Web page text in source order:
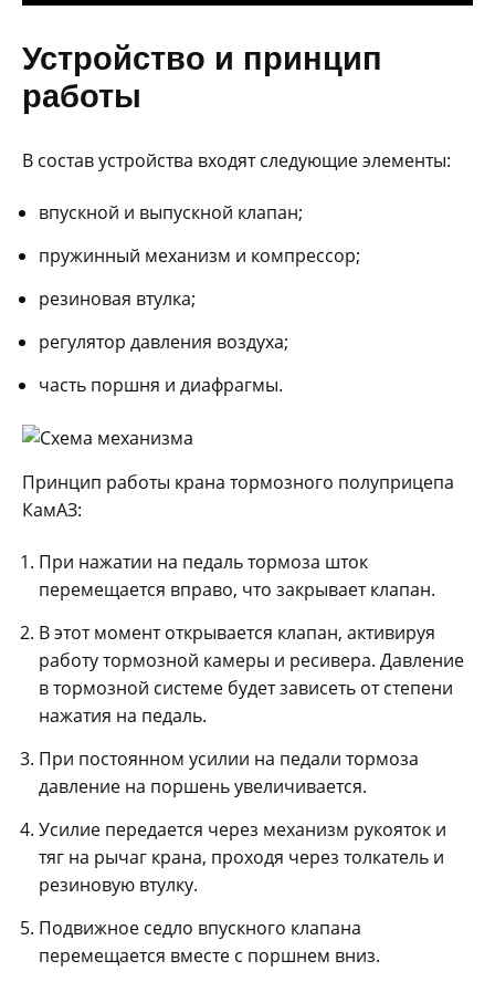
Устройство и принцип
работы
В состав устройства входят следующие элементы:
впускной и выпускной клапан;
пружинный механизм и компрессор;
резиновая втулка;
регулятор давления воздуха;
часть поршня и диафрагмы.
Принцип работы крана тормозного полуприцепа
КамАЗ:
При нажатии на педаль тормоза шток
перемещается вправо, что закрывает клапан.
В этот момент открывается клапан, активируя
работу тормозной камеры и ресивера. Давление
в тормозной системе будет зависеть от степени
нажатия на педаль.
При постоянном усилии на педали тормоза
давление на поршень увеличивается.
Усилие передается через механизм рукояток и
тяг на рычаг крана, проходя через толкатель и
резиновую втулку.
Подвижное седло впускного клапана
перемещается вместе с поршнем вниз.